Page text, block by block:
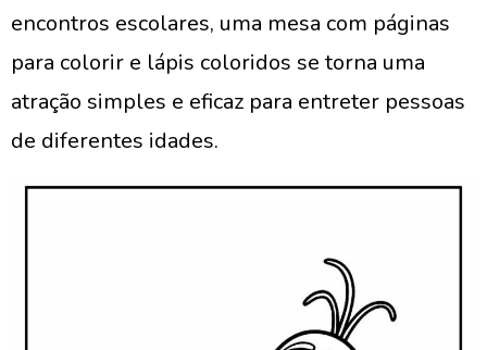
encontros escolares, uma mesa com páginas
para colorir e lápis coloridos se torna uma
atração simples e eficaz para entreter pessoas
de diferentes idades.